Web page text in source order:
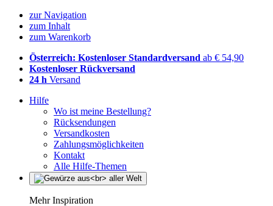
zur Navigation
zum Inhalt
zum Warenkorb
Österreich: Kostenloser Standardversand ab € 54,90
Kostenloser Rückversand
24 h Versand
Hilfe
Wo ist meine Bestellung?
Rücksendungen
Versandkosten
Zahlungsmöglichkeiten
Kontakt
Alle Hilfe-Themen
Mehr Inspiration